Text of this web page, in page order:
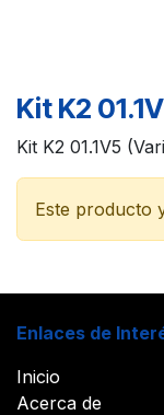
Kit K2
Kit K2 01.1V5
Este producto
Enlaces de
Inicio
Acerca de